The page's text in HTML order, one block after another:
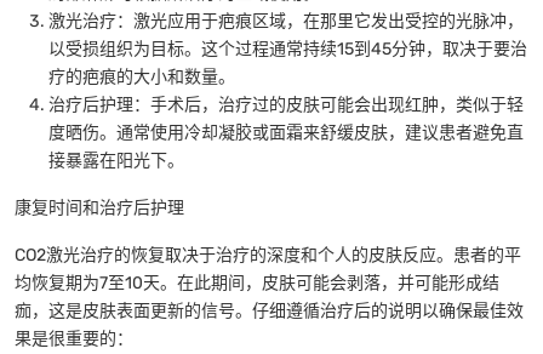
激光治疗：激光应用于疤痕区域，在那里它发出受控的光脉冲，
以受损组织为目标。这个过程通常持续15到45分钟，取决于要治
疗的疤痕的大小和数量。
治疗后护理：手术后，治疗过的皮肤可能会出现红肿，类似于轻
度晒伤。通常使用冷却凝胶或面霜来舒缓皮肤，建议患者避免直
接暴露在阳光下。
康复时间和治疗后护理
CO2激光治疗的恢复取决于治疗的深度和个人的皮肤反应。患者的平
均恢复期为7至10天。在此期间，皮肤可能会剥落，并可能形成结
痂，这是皮肤表面更新的信号。仔细遵循治疗后的说明以确保最佳效
果是很重要的：